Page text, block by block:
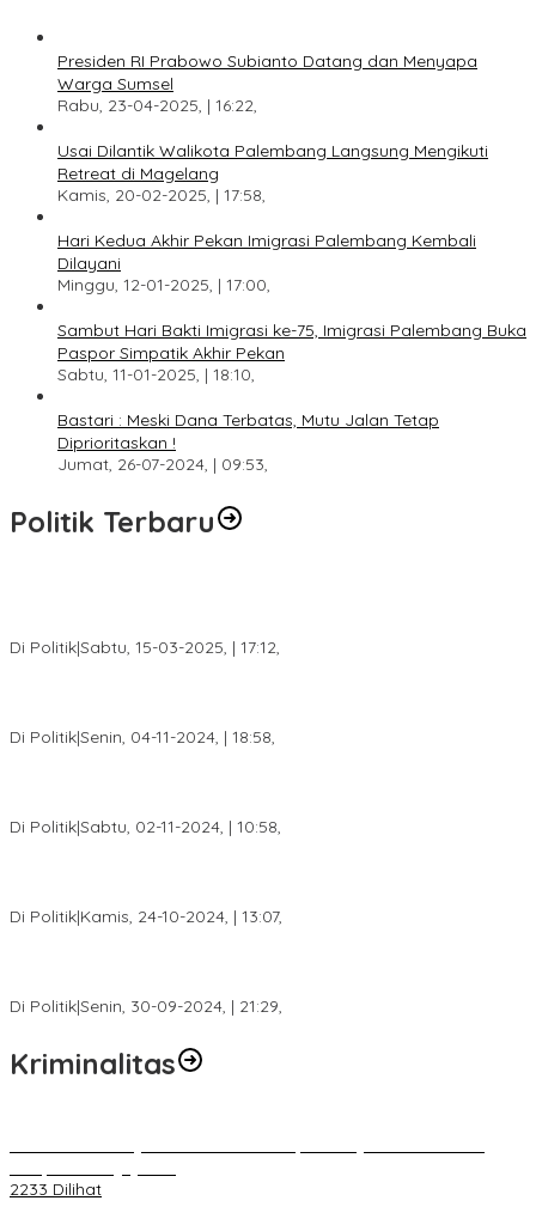
Presiden RI Prabowo Subianto Datang dan Menyapa
Warga Sumsel
Rabu, 23-04-2025, | 16:22,
Usai Dilantik Walikota Palembang Langsung Mengikuti
Retreat di Magelang
Kamis, 20-02-2025, | 17:58,
Hari Kedua Akhir Pekan Imigrasi Palembang Kembali
Dilayani
Minggu, 12-01-2025, | 17:00,
Sambut Hari Bakti Imigrasi ke-75, Imigrasi Palembang Buka
Paspor Simpatik Akhir Pekan
Sabtu, 11-01-2025, | 18:10,
Bastari : Meski Dana Terbatas, Mutu Jalan Tetap
Diprioritaskan !
Jumat, 26-07-2024, | 09:53,
Politik Terbaru
Di Politik|Sabtu, 15-03-2025, | 17:12,
Di Politik|Senin, 04-11-2024, | 18:58,
Di Politik|Sabtu, 02-11-2024, | 10:58,
Di Politik|Kamis, 24-10-2024, | 13:07,
Di Politik|Senin, 30-09-2024, | 21:29,
Kriminalitas
2233 Dilihat